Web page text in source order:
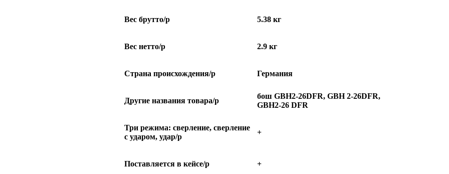
Вес брутто/p 5.38 кг
Вес нетто/p 2.9 кг
Страна происхождения/p Германия
Другие названия товара/p
бош GBH2-26DFR, GBH 2-26DFR,
GBH2-26 DFR
Три режима: сверление, сверление
с ударом, удар/p
+
Поставляется в кейсе/p +